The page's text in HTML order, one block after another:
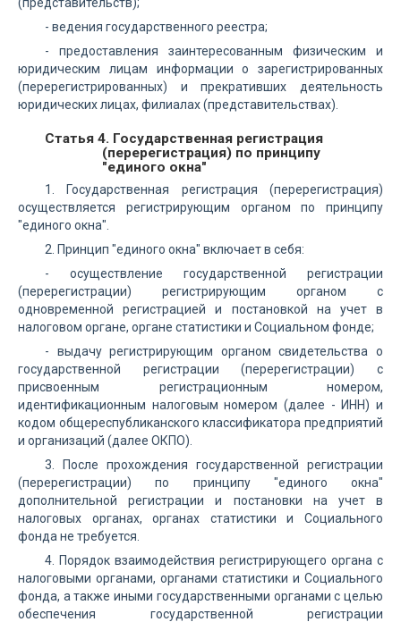
- ведения государственного реестра;
- предоставления заинтересованным физическим и
юридическим лицам информации о зарегистрированных
(перерегистрированных) и прекративших деятельность
юридических лицах, филиалах (представительствах).
Статья 4. Государственная регистрация
(перерегистрация) по принципу
"единого окна"
1. Государственная регистрация (перерегистрация)
осуществляется регистрирующим органом по принципу
"единого окна".
2. Принцип "единого окна" включает в себя:
- осуществление государственной регистрации
(перерегистрации) регистрирующим органом с
одновременной регистрацией и постановкой на учет в
налоговом органе, органе статистики и Социальном фонде;
- выдачу регистрирующим органом свидетельства о
государственной регистрации (перерегистрации) с
присвоенным регистрационным номером,
идентификационным налоговым номером (далее - ИНН) и
кодом общереспубликанского классификатора предприятий
и организаций (далее ОКПО).
3. После прохождения государственной регистрации
(перерегистрации) по принципу "единого окна"
дополнительной регистрации и постановки на учет в
налоговых органах, органах статистики и Социального
фонда не требуется.
4. Порядок взаимодействия регистрирующего органа с
налоговыми органами, органами статистики и Социального
фонда, а также иными государственными органами с целью
обеспечения государственной регистрации